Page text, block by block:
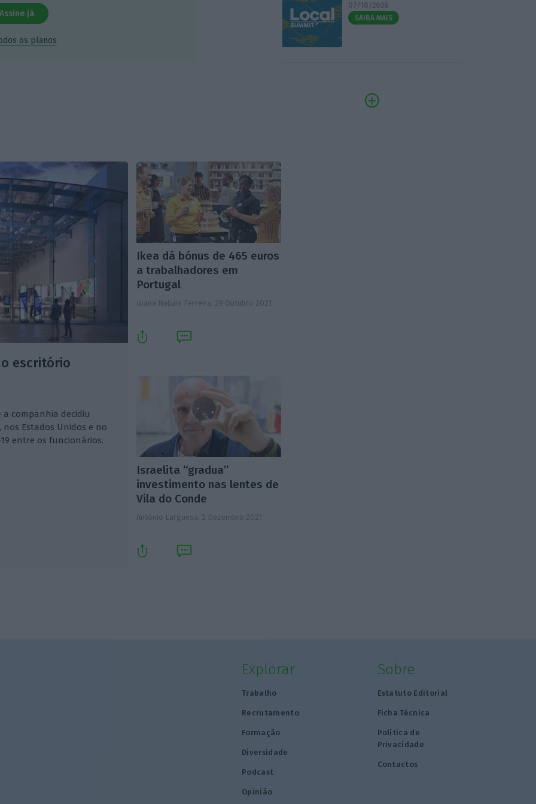
Assine já
os planos
07/10/2026
SAIBA MAIS
escritório
companhia decidiu
Estados Unidos e no
entre os funcionários.
Ikea dá bónus de 465 euros
a trabalhadores em
Portugal
Joana Nabais Ferreira, 29 Outubro 2021
Israelita “gradua”
investimento nas lentes de
Vila do Conde
António Larguesa, 2 Dezembro 2021
Explorar
Trabalho
Recrutamento
Formação
Diversidade
Podcast
Opinião
Sobre
Estatuto Editorial
Ficha Técnica
Política de
Privacidade
Contactos